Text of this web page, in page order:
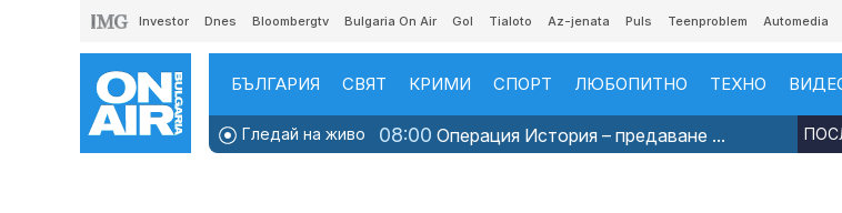
Investor Dnes Bloombergtv Bulgaria On Air Gol Tialoto Az-jenata Puls Teenproblem Automedia
БЪЛГАРИЯ СВЯТ КРИМИ СПОРТ ЛЮБОПИТНО ТЕХНО
Гледай на живо 08:00 Операция История – предаване ...